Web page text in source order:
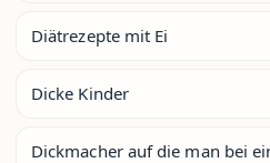
Diätrezepte mit Ei
Dicke Kinder
Dickmacher auf die man bei